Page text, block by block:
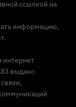
ссылкой на
информацию,
интернет
выдано